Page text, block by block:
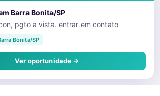
Barra Bonita/SP
pgto a vista. entrar em contato
Bonita/SP
Ver oportunidade →